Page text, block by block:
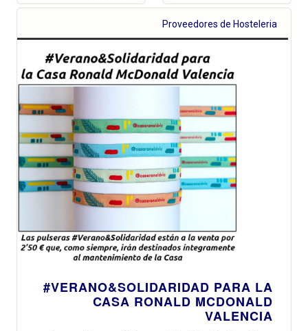
Proveedores de Hosteleria
#VERANO&SOLIDARIDAD PARA LA
CASA RONALD MCDONALD
VALENCIA